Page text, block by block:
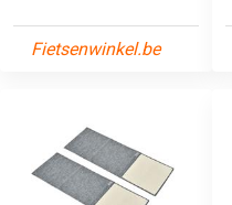
Fietsenwinkel.be